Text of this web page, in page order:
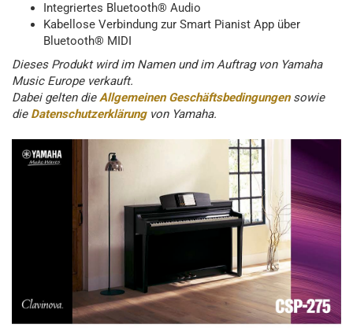
Integriertes Bluetooth® Audio
Kabellose Verbindung zur Smart Pianist App über
Bluetooth® MIDI
Dieses Produkt wird im Namen und im Auftrag von Yamaha
Music Europe verkauft.
Dabei gelten dieAllgemeinen Geschäftsbedingungen sowie
die Datenschutzerklärungvon Yamaha.